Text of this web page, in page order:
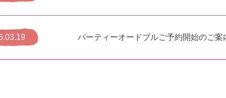
パーティーオードブルご予約開始のご案